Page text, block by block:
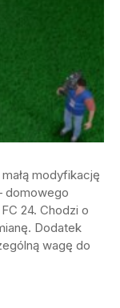
modyfikację
domowego
24. Chodzi o
Dodatek
wagę do